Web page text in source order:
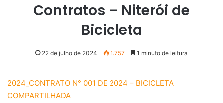
Contratos – Niterói de
Bicicleta
22 de julho de 2024 1.757 1 minuto de leitura
2024_CONTRATO N° 001 DE 2024 – BICICLETA
COMPARTILHADA